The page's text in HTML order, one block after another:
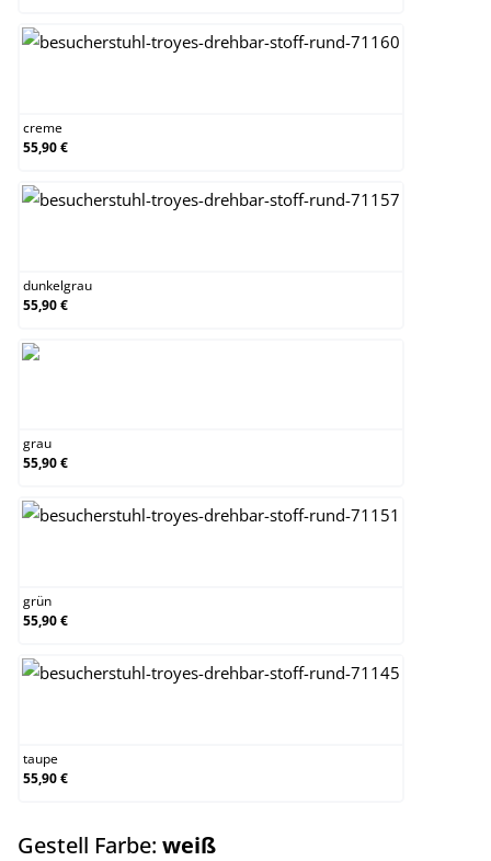
creme
55,90 €
dunkelgrau
55,90 €
grau
55,90 €
grün
55,90 €
taupe
55,90 €
Gestell Farbe: weißauswählen